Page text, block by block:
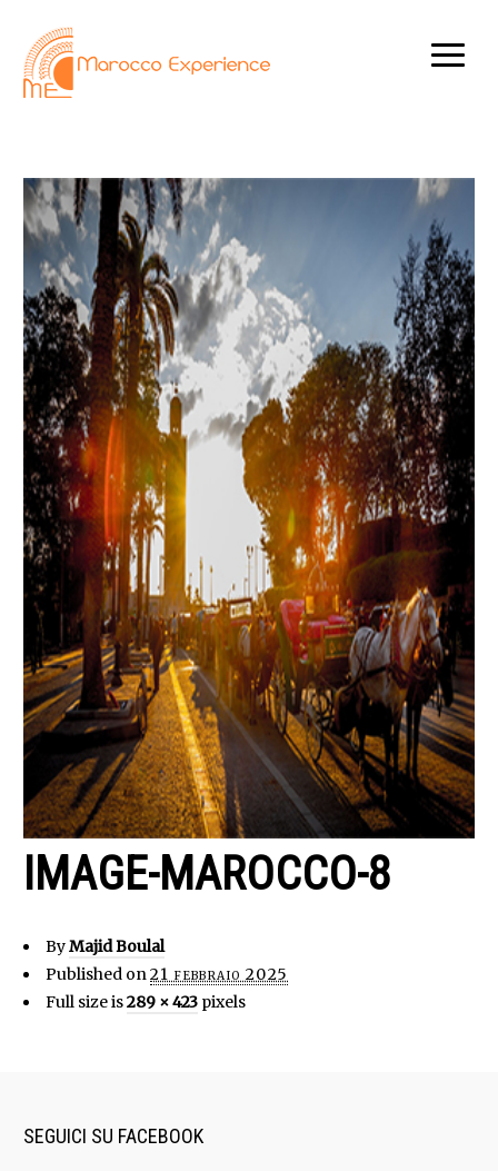
IMAGE-MAROCCO-8
ByMajid Boulal
Published on21 febbraio 2025
Full size is289 × 423 pixels
SEGUICI SU FACEBOOK